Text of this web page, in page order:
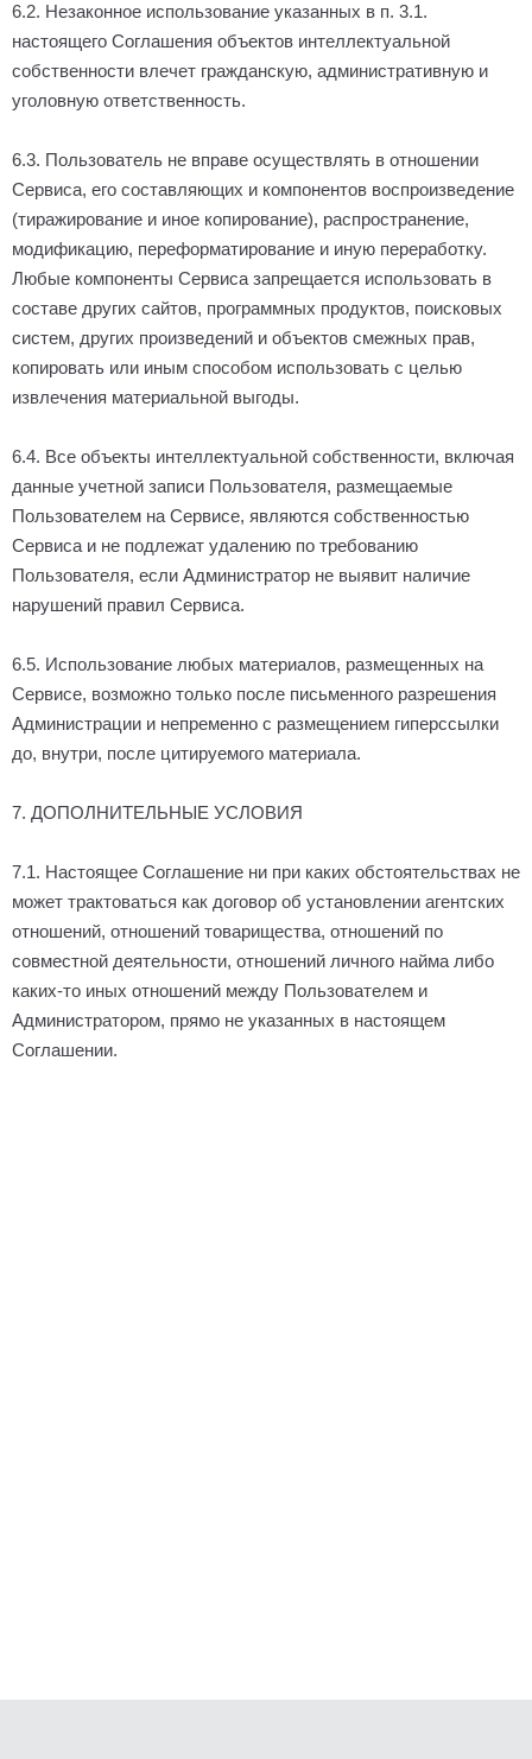
6.2. Незаконное использование указанных в п. 3.1.
настоящего Соглашения объектов интеллектуальной
собственности влечет гражданскую, административную и
уголовную ответственность.
6.3. Пользователь не вправе осуществлять в отношении
Сервиса, его составляющих и компонентов воспроизведение
(тиражирование и иное копирование), распространение,
модификацию, переформатирование и иную переработку.
Любые компоненты Сервиса запрещается использовать в
составе других сайтов, программных продуктов, поисковых
систем, других произведений и объектов смежных прав,
копировать или иным способом использовать с целью
извлечения материальной выгоды.
6.4. Все объекты интеллектуальной собственности, включая
данные учетной записи Пользователя, размещаемые
Пользователем на Сервисе, являются собственностью
Сервиса и не подлежат удалению по требованию
Пользователя, если Администратор не выявит наличие
нарушений правил Сервиса.
6.5. Использование любых материалов, размещенных на
Сервисе, возможно только после письменного разрешения
Администрации и непременно с размещением гиперссылки
до, внутри, после цитируемого материала.
7. ДОПОЛНИТЕЛЬНЫЕ УСЛОВИЯ
7.1. Настоящее Соглашение ни при каких обстоятельствах не
может трактоваться как договор об установлении агентских
отношений, отношений товарищества, отношений по
совместной деятельности, отношений личного найма либо
каких-то иных отношений между Пользователем и
Администратором, прямо не указанных в настоящем
Соглашении.